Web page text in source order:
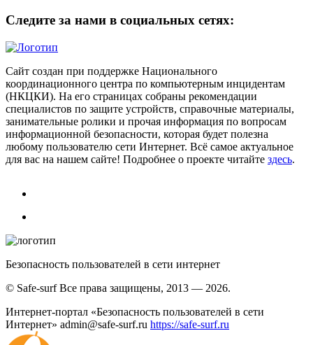
Следите за нами в социальных сетях:
Сайт создан при поддержке Национального
координационного центра по компьютерным инцидентам
(НКЦКИ). На его страницах собраны рекомендации
специалистов по защите устройств, справочные материалы,
занимательные ролики и прочая информация по вопросам
информационной безопасности, которая будет полезна
любому пользователю сети Интернет. Всё самое актуальное
для вас на нашем сайте! Подробнее о проекте читайте здесь.
Безопасность пользователей в сети интернет
© Safe-surf Все права защищены, 2013 — 2026.
Интернет-портал «Безопасность пользователей в сети
Интернет» admin@safe-surf.ru https://safe-surf.ru